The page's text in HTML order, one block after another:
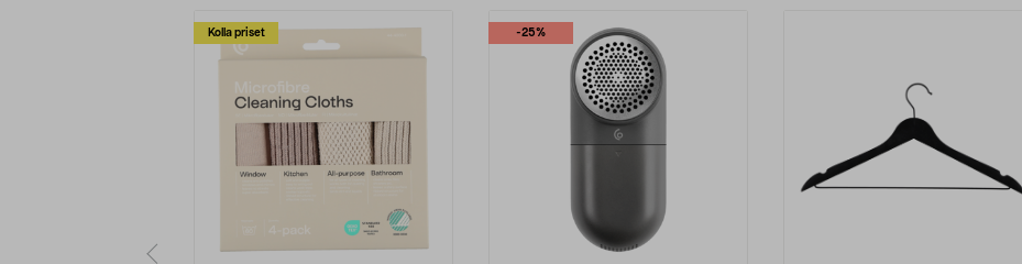
Kolla priset -25%